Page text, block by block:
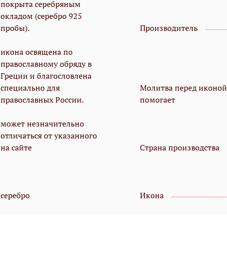
покрыта серебряным
окладом (серебро 925
пробы).
Производитель
икона освящена по
православному обряду в
Греции и благословлена
специально для
православных России.
Молитва перед иконой
помогает
может незначительно
отличаться от указанного
на сайте
Страна производства
серебро Икона